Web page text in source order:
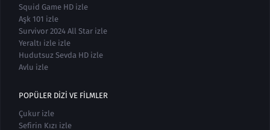
Squid Game HD izle
Aşk 101 izle
Survivor 2024 All Star izle
Yeraltı izle izle
Hudutsuz Sevda HD izle
Avlu izle
POPÜLER DIZI VE FILMLER
Çukur izle
Sefirin Kızı izle